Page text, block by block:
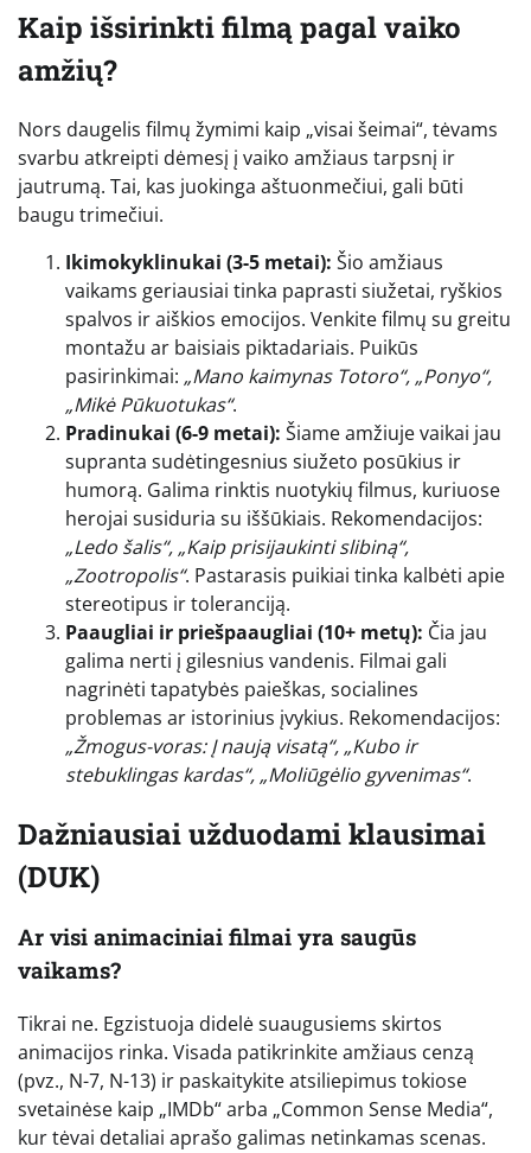
Kaip išsirinkti filmą pagal vaiko
amžių?
Nors daugelis filmų žymimi kaip „visai šeimai“, tėvams
svarbu atkreipti dėmesį į vaiko amžiaus tarpsnį ir
jautrumą. Tai, kas juokinga aštuonmečiui, gali būti
baugu trimečiui.
Ikimokyklinukai (3-5 metai): Šio amžiaus
vaikams geriausiai tinka paprasti siužetai, ryškios
spalvos ir aiškios emocijos. Venkite filmų su greitu
montažu ar baisiais piktadariais. Puikūs
pasirinkimai: „Mano kaimynas Totoro“, „Ponyo“,
„Mikė Pūkuotukas“.
Pradinukai (6-9 metai): Šiame amžiuje vaikai jau
supranta sudėtingesnius siužeto posūkius ir
humorą. Galima rinktis nuotykių filmus, kuriuose
herojai susiduria su iššūkiais. Rekomendacijos:
„Ledo šalis“, „Kaip prisijaukinti slibiną“,
„Zootropolis“. Pastarasis puikiai tinka kalbėti apie
stereotipus ir toleranciją.
Paaugliai ir priešpaaugliai (10+ metų): Čia jau
galima nerti į gilesnius vandenis. Filmai gali
nagrinėti tapatybės paieškas, socialines
problemas ar istorinius įvykius. Rekomendacijos:
„Žmogus-voras: Į naują visatą“, „Kubo ir
stebuklingas kardas“, „Moliūgėlio gyvenimas“.
Dažniausiai užduodami klausimai
(DUK)
Ar visi animaciniai filmai yra saugūs
vaikams?
Tikrai ne. Egzistuoja didelė suaugusiems skirtos
animacijos rinka. Visada patikrinkite amžiaus cenzą
(pvz., N-7, N-13) ir paskaitykite atsiliepimus tokiose
svetainėse kaip „IMDb“ arba „Common Sense Media“,
kur tėvai detaliai aprašo galimas netinkamas scenas.